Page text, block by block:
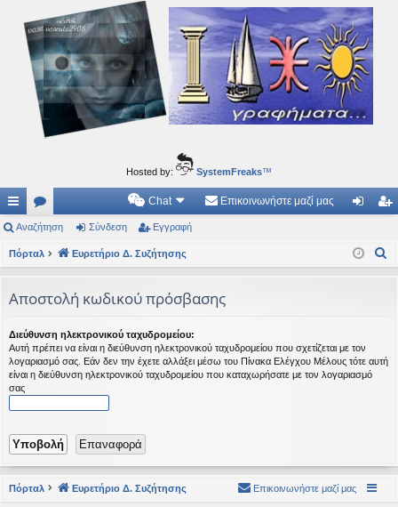
Ιδεογραφήματα
Αυτός ο τόπος φιλοδοξεί να ανοίγει μονοπάτια για τα συναρπαστικά και όμορφα ταξίδια του
Hosted by: SystemFreaks™
ρή
γο
ς
συ
νδ
έσ
εις
.
Συ
τή
σε
ις
Chat Επικοινωνήστε μαζί μας
δε ρα
Αναζήτηση Σύνδεση Εγγραφή
Πόρταλ Ευρετήριο Δ. Συζήτησης
Αποστολή κωδικού πρόσβασης
Διεύθυνση ηλεκτρονικού ταχυδρομείου:
Αυτή πρέπει να είναι η διεύθυνση ηλεκτρονικού ταχυδρομείου που σχετίζεται με τον
λογαριασμό σας. Εάν δεν την έχετε αλλάξει μέσω του Πίνακα Ελέγχου Μέλους τότε αυτή
είναι η διεύθυνση ηλεκτρονικού ταχυδρομείου που καταχωρήσατε με τον λογαριασμό
σας
Πόρταλ Ευρετήριο Δ. Συζήτησης Επικοινωνήστε μαζί μας